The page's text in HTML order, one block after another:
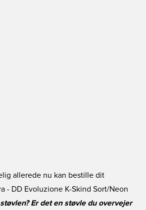
allerede nu kan bestille dit
- DD Evoluzione K-Skind Sort/Neon
Er det en støvle du overvejer